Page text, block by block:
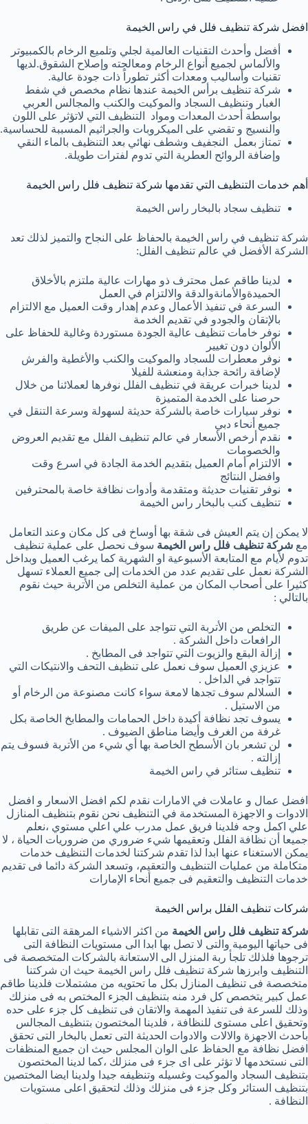
افضل شركة تنظيف فلل في راس الخيمة
أفضل وأحدث التقنيات العالمية لجلي وتلميع الرخام بالكمبيوتر
والألماس لجميع أنواع الرخام ومعالجته وإصلاح الشقوق.لديها
تقنيات وأساليب ومعدات أكثر تطوراً ذات جودة عالية.
شركة تنظيف برأس الخيمة عندها نظام مخصص في شفط
الغبار وتنظيف السجاد والموكيت والكنب والمجالس العربي
بواسطة أحدث المعدات ومواد التنظيف التي لاتؤثر على اللون
والنسيج و تقضي على الميكروبات والجراثيم المسببة للحساسية.
تمتاز بعمل النجفيف وشطف نهائي بعد التنظيف بالماء النقي
وإضافة الروائح العطرية التي تدوم لفترات طويلة.
أهم خدمات التنظيف التي تقدمها شركة تنظيف فلل راس الخيمة
تنظيف سجاد بالبخار راس الخيمة
شركة تنظيف في راس الخيمة بالحفاظ على النجاح والتميز لذلك تعد
الشركة الأفضل في عالم تنظيف الفلل:
لدينا طاقم عمل محترف ذو مهارات عالية ملتزم بالأخلاق
الحميدةوالأمانةوالدقة والالتزام في العمل
السرعة في تنفيذ الأعمال وعدم إهدار وقت العميل مع الالتزام
بالإتقان والجودو في تقديم الخدمة
نوفر خامات تنظيف عالية الجودة مستوردة وغالية للحفاظ على
الألوان دون تغيير
نوفر معطرات للسجاد والموكيت والكنب والأغطية والفرش
لإضافة رائحة جذابة ومنعشة للفيلا
لدينا خبرات عريقة في تنظيف الفلل نوفرها لعملائنا من خلال
حرصنا على الخدمة المتميزة
نوفر سيارات خاصة بالشركة حديثة لسهولة وسرعة التنقل في
جميع أنحاء دبي
نقدم أرخص الأسعار في عالم تنظيف الفلل مع تقديم العروض
والخصومات
الالتزام أمام العميل بتقديم الخدمة الجادة في اسرع وقت
وافضل النتائج
نوفر تقنيات حديثة ومتقدمة وأدوات نظافة خاصة بالمحترفين
تنظيف كنب بالبخار راس الخيمة
لا يمكن إن يتم العيش فى شقة بها أوساخ فى كل مكان وعند التعامل
مع شركة تنظيف فلل راس الخيمة سوف نحصل على عملية تنظيف
تدوم لأيام مع المتابعة الأسبوعية او الشهرية كما يرغب العميل وبداخل
الشركة نعمل على تقديم عدد من الخدمات إلى جميع العملاء تسهل
كثيرا على أصحاب المكان من عملية التخلص من الأتربة حيث نقوم
بالتالي :
التخلص من الأتربة التي تتواجد على الميفات عن طريق
الرافعات داخل الشركة .
إزالة البقع والزيوت التي تتواجد فى المطابخ .
عزيزي العميل سوف نعمل على تنظيف التحف والانتيكات التي
تتواجد في الداخل .
السلالم سوف تجدها لامعة سواء كانت مصنوعة من الرخام أو
من الاستيل .
يسوف تجد نظافة أكيدة داخل الحمامات والمطابخ الخاصة بكل
غرفة من الغرف وأيضا مناطق الضيوف .
لن تشعر بان الأسطح الخاصة بها أي شيء من الأتربة فسوف يتم
إزالته .
تنظيف ستائر في راس الخيمة
افضل عمال و عاملات في الامارات نقدم لكم افضل الاسعار و افضل
الادوات و الاجهزة المستخدمة في التنظيف نحن نقوم بتنظيف المنازل
علي اكمل وجه فلدينا فريق عمل مدرب علي اعلي مستوي ،نعلم
جميعا أن نظافة الفلل وتعقيمها شيء ضروري من ضروريات الحياة ، لا
يمكن الاستغناء عنها ابدا لذا تقدم شركتنا لخدمات التنظيف خدمات
متكاملة من عمليات التنظيف والتعقيم، وتسعد الشركة دائما فى تقديم
خدمات التنظيف والتعقيم فى جميع أنحاء الإمارات
شركات تنظيف الفلل براس الخيمة
شركة تنظيف فلل راس الخيمة من اكثر الاشياء المرهقة التى تقابلها
فى حياتها اليومية والتى لا تصل بها ابدا الى مستويات النظافة التى
ترجوها فلذلك تلجأ ربة المنزل الى الاستعانة بالشركات المتخصصة فى
التنظيف وابرزها شركة تنظيف فلل راس الخيمة حيث ان شركتنا
متخصصة فى تنظيف المنازل بكل ما تحتويه من مشتملات فلدينا طاقم
عمل كبير يتخصص كل فرد منه بتنظيف الجزء المختص به فى منزلك
وذلك للسرعة فى تنفيذ المهمة والاتقان فى تنظيف كل جزء على حده
وتحقيق اعلى مستوى للنظافة ، فلدينا المختصون بتنظيف المجالس
باحدث الاجهزة والالات والادوات الحديثة التى تعمل بالبخار التى تحقق
افضل نظافة مع الحفاظ على الوان المجلس حيث ان جميع المنظفات
التى نستخدمها لا تؤثر على اى جزء فى منزلك ،كما لدينا المختصون
بتنظيف السجاد والموكيت وغسيله وتنظيفه جيدا ولدينا ايضا المختصين
بتنظيف الستائر وكل جزء فى منزلك وذلك لتحقيق اعلى مستويات
النظافة .